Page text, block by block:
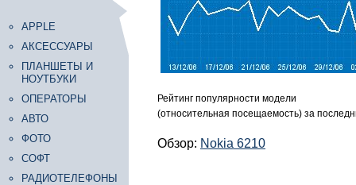
APPLE
АКСЕССУАРЫ
ПЛАНШЕТЫ И
НОУТБУКИ
ОПЕРАТОРЫ
АВТО
ФОТО
СОФТ
РАДИОТЕЛЕФОНЫ
Рейтинг популярности модели
(относительная посещаемость) за
Обзор: Nokia 6210